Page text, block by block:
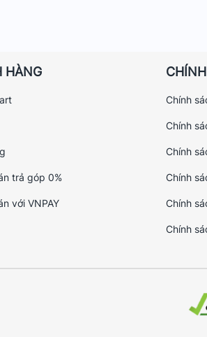
HÀNG
trả góp 0%
với VNPAY
Chính
Chính
Chính
Chính
Chính
Chính